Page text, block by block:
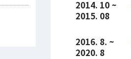
2014. 10 ~
2015. 08
2016. 8. ~
2020. 8